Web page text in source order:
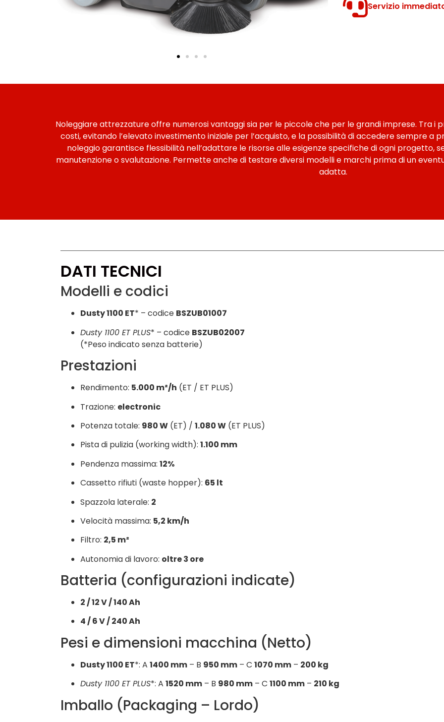
Servizio
Noleggiare attrezzature offre numerosi vantaggi sia per le piccole che per le grandi imprese. Tra i
costi, evitando l’elevato investimento iniziale per l’acquisto, e la possibilità di accedere sempre a
noleggio garantisce flessibilità nell’adattare le risorse alle esigenze specifiche di ogni progetto,
manutenzione o svalutazione. Permette anche di testare diversi modelli e marchi prima di un
adatta.
DATI TECNICI
Modelli e codici
Dusty 1100 ET* – codice BSZUB01007
Dusty 1100 ET PLUS* – codice BSZUB02007
(*Peso indicato senza batterie)
Prestazioni
Rendimento: 5.000 m²/h (ET / ET PLUS)
Trazione: electronic
Potenza totale: 980 W (ET) / 1.080 W (ET PLUS)
Pista di pulizia (working width): 1.100 mm
Pendenza massima: 12%
Cassetto rifiuti (waste hopper): 65 lt
Spazzola laterale: 2
Velocità massima: 5,2 km/h
Filtro: 2,5 m²
Autonomia di lavoro: oltre 3 ore
Batteria (configurazioni indicate)
2 / 12 V / 140 Ah
4 / 6 V / 240 Ah
Pesi e dimensioni macchina (Netto)
Dusty 1100 ET*: A 1400 mm – B 950 mm – C 1070 mm – 200 kg
Dusty 1100 ET PLUS*: A 1520 mm – B 980 mm – C 1100 mm – 210 kg
Imballo (Packaging – Lordo)